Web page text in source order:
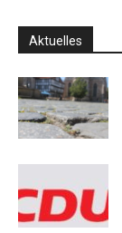
Aktuelles